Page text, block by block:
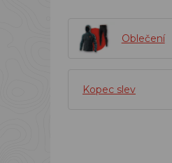
Oblečení
Kopec slev